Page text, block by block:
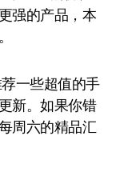
强的产品，本
一些超值的手
新。如果你错
周六的精品汇